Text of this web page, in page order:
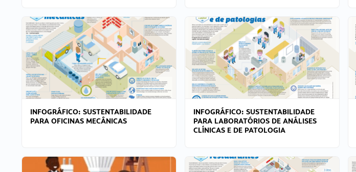
INFOGRÁFICO: SUSTENTABILIDADE
PARA OFICINAS MECÂNICAS
INFOGRÁFICO: SUSTENTABILIDADE
PARA LABORATÓRIOS DE ANÁLISES
CLÍNICAS E DE PATOLOGIA